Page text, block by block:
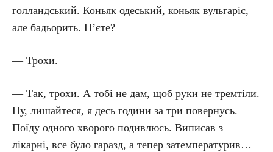
голландський. Коньяк одеський, коньяк вульгаріс,
але бадьорить. П’єте?
— Трохи.
— Так, трохи. А тобі не дам, щоб руки не тремтіли.
Ну, лишайтеся, я десь години за три повернусь.
Поїду одного хворого подивлюсь. Виписав з
лікарні, все було гаразд, а тепер затемпературив…